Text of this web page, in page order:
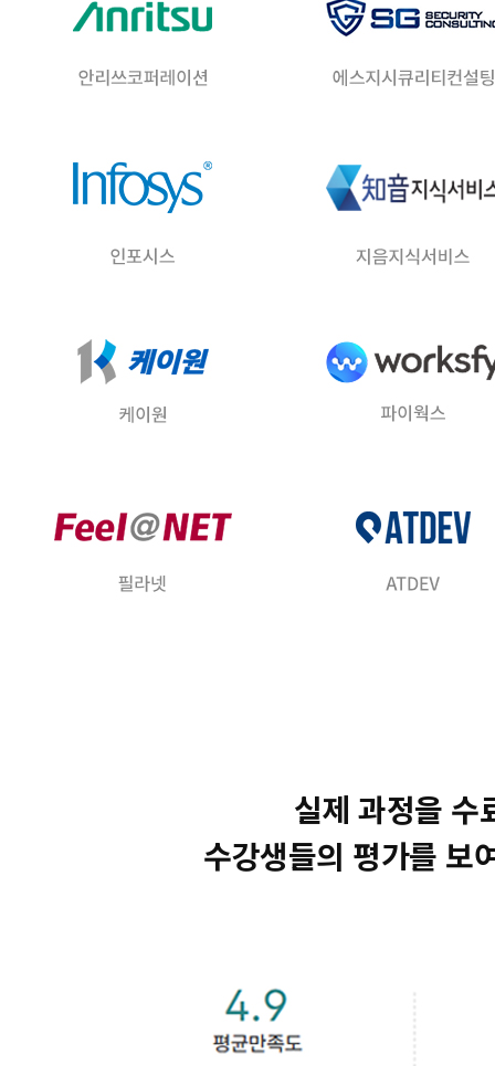
실제 과정을 수
수강생들의 평가를 보